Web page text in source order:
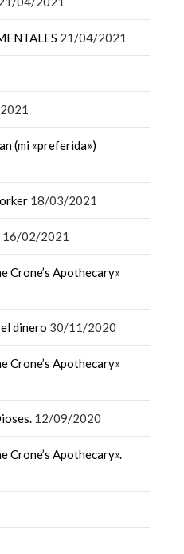
21/04/2021
(mi «preferida»)
18/03/2021
16/02/2021
Crone’s Apothecary»
dinero 30/11/2020
Crone’s Apothecary»
12/09/2020
Crone’s Apothecary».